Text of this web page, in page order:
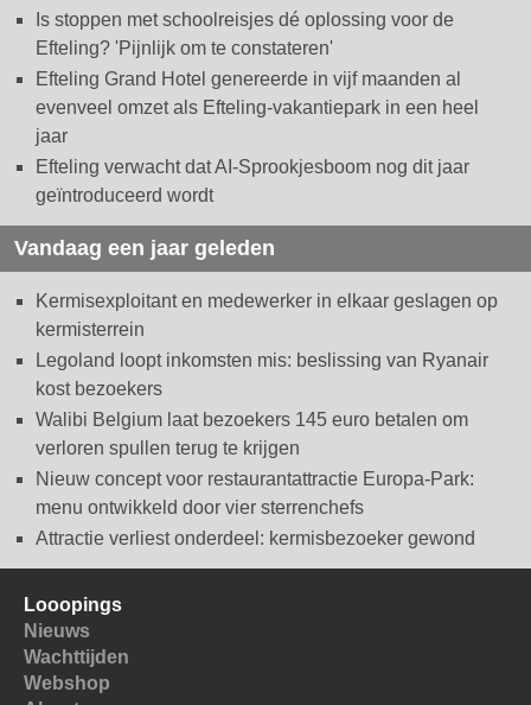
Is stoppen met schoolreisjes dé oplossing voor de
Efteling? 'Pijnlijk om te constateren'
Efteling Grand Hotel genereerde in vijf maanden al
evenveel omzet als Efteling-vakantiepark in een heel
jaar
Efteling verwacht dat AI-Sprookjesboom nog dit jaar
geïntroduceerd wordt
Vandaag een jaar geleden
Kermisexploitant en medewerker in elkaar geslagen op
kermisterrein
Legoland loopt inkomsten mis: beslissing van Ryanair
kost bezoekers
Walibi Belgium laat bezoekers 145 euro betalen om
verloren spullen terug te krijgen
Nieuw concept voor restaurantattractie Europa-Park:
menu ontwikkeld door vier sterrenchefs
Attractie verliest onderdeel: kermisbezoeker gewond
Looopings
Nieuws
Wachttijden
Webshop